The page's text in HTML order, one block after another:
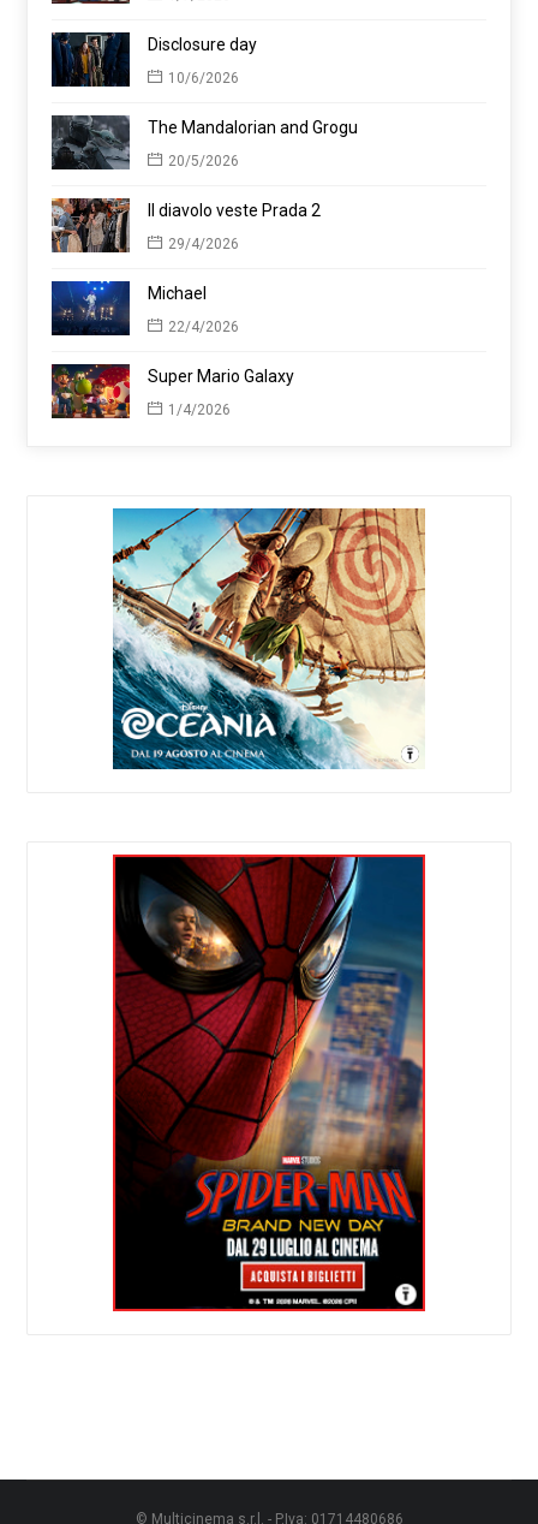
Disclosure day
10/6/2026
The Mandalorian and Grogu
20/5/2026
Il diavolo veste Prada 2
29/4/2026
Michael
22/4/2026
Super Mario Galaxy
1/4/2026
© Multicinema s.r.l. - P.Iva: 01714480686